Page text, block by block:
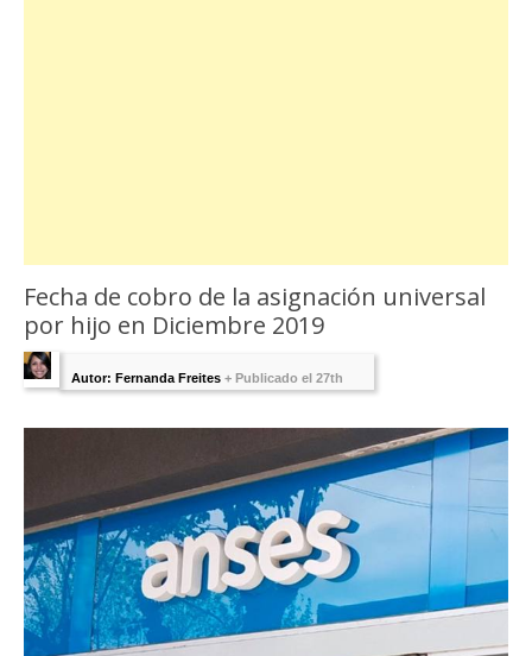
Fecha de cobro de la asignación universal
por hijo en Diciembre 2019
Autor: Fernanda Freites + Publicado el 27th
noviembre, 2019